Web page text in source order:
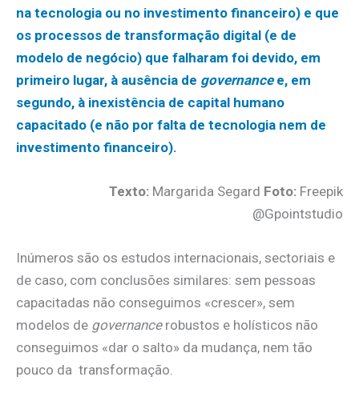
na tecnologia ou no investimento financeiro) e que
os processos de transformação digital (e de
modelo de negócio) que falharam foi devido, em
primeiro lugar, à ausência de governancee, em
segundo, à inexistência de capital humano
capacitado (e não por falta de tecnologia nem de
investimento financeiro).
Texto: Margarida Segard Foto: Freepik
@Gpointstudio
Inúmeros são os estudos internacionais, sectoriais e
de caso, com conclusões similares: sem pessoas
capacitadas não conseguimos «crescer», sem
modelos de governancerobustos e holísticos não
conseguimos «dar o salto» da mudança, nem tão
pouco da transformação.